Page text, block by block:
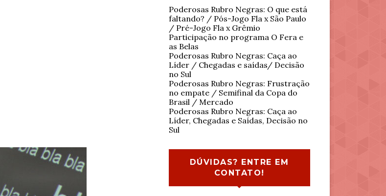
Poderosas Rubro Negras: O que está
faltando? / Pós-Jogo Fla x São Paulo
/ Pré-Jogo Fla x Grêmio
Participação no programa O Fera e
as Belas
Poderosas Rubro Negras: Caça ao
Líder / Chegadas e saídas/ Decisão
no Sul
Poderosas Rubro Negras: Frustração
no empate / Semifinal da Copa do
Brasil / Mercado
Poderosas Rubro Negras: Caça ao
Líder, Chegadas e Saídas, Decisão no
Sul
DÚVIDAS? ENTRE EM
CONTATO!